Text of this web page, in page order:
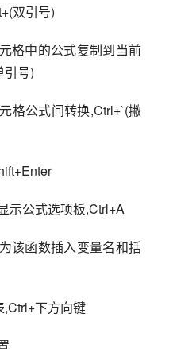
双引号)
格中的公式复制到当前
引号)
格公式间转换,Ctrl+`(撇
示公式选项板,Ctrl+A
该函数插入变量名和括
,Ctrl+下方向键